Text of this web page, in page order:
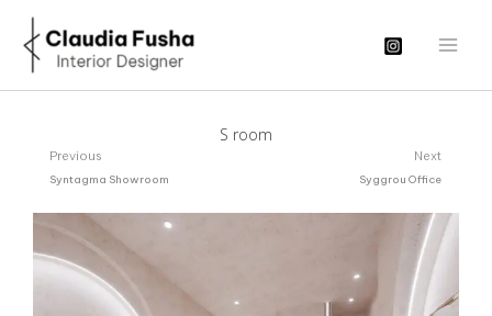
περιεχόμενο
S room
Prev
Previous
Syntagma Showroom
Next
Syggrou Office